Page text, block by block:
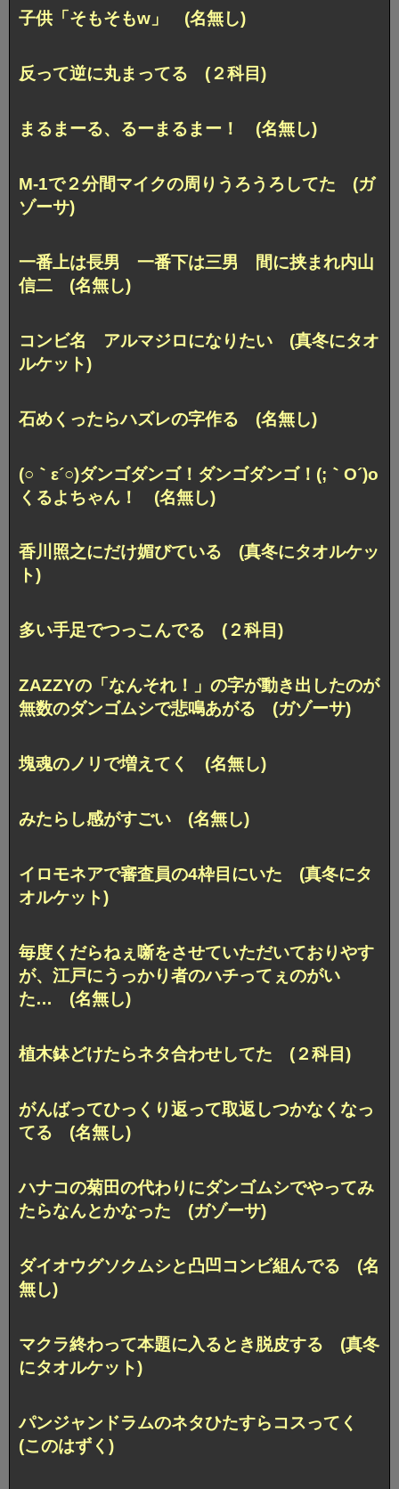
子供「そもそもw」 (名無し)
反って逆に丸まってる (２科目)
まるまーる、るーまるまー！ (名無し)
M-1で２分間マイクの周りうろうろしてた (ガ
ゾーサ)
一番上は長男 一番下は三男 間に挟まれ内山
信二 (名無し)
コンビ名 アルマジロになりたい (真冬にタオ
ルケット)
石めくったらハズレの字作る (名無し)
(○｀ε´○)ダンゴダンゴ！ダンゴダンゴ！(;｀O´)o
くるよちゃん！ (名無し)
香川照之にだけ媚びている (真冬にタオルケッ
ト)
多い手足でつっこんでる (２科目)
ZAZZYの「なんそれ！」の字が動き出したのが
無数のダンゴムシで悲鳴あがる (ガゾーサ)
塊魂のノリで増えてく (名無し)
みたらし感がすごい (名無し)
イロモネアで審査員の4枠目にいた (真冬にタ
オルケット)
毎度くだらねぇ噺をさせていただいておりやす
が、江戸にうっかり者のハチってぇのがい
た… (名無し)
植木鉢どけたらネタ合わせしてた (２科目)
がんばってひっくり返って取返しつかなくなっ
てる (名無し)
ハナコの菊田の代わりにダンゴムシでやってみ
たらなんとかなった (ガゾーサ)
ダイオウグソクムシと凸凹コンビ組んでる (名
無し)
マクラ終わって本題に入るとき脱皮する (真冬
にタオルケット)
パンジャンドラムのネタひたすらコスってく
(このはずく)